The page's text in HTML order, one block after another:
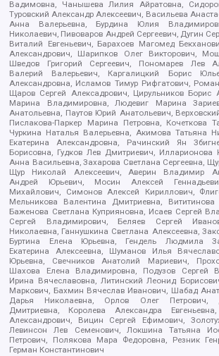
Вадимовна, Чанышева Лилия Айратовна,
Туровский Александр Алексеевич, Васильева
Анна Валерьевна, Бурдина Юлия
Николаевич, Пивоваров Андрей Сергеевич, Дугин
Виталий Евгеньевич, Барахоев Магомед
Александрович, Шарипков Олег Викторович,
Шведов Григорий Сергеевич, Пономарев Лев
Валерий Валерьевич, Каргалицкий Борис
Александровна, Исламов Тимур Рифгатович,
Щаров Сергей Алексадрович, Цирульников Борис
Марина Владимировна, Людевиг Марина
Анатольевна, Паутов Юрий Анатольевич,
Пислакова-Паркер Марина Петровна, Кочеткова
Чуркина Наталья Валерьевна, Акимова Татьяна
Екатерина Александровна, Рачинский Ян
Борисовна, Гудков Лев Дмитриевич,
Анна Васильевна, Захарова Светлана Сергеевна,
Щур Николай Алексеевич, Аверин Владимир
Андрей Юрьевич, Мосин Алексей
Михайлович, Симонов Алексей Кириллович,
Мельникова Валентина Дмитриевна,
Баженова Светлана Куприяновна, Исаев Сергей
Сергей Владимирович, Беляев Сергей
Николаевна, Ганнушкина Светлана Алексеевна,
Буртина Елена Юрьевна, Гендель Людмила
Екатерина Алексеевна, Шуманов Илья
Юрьевна, Свечников Анатолий Мариевич,
Шахова Елена Владимировна, Подузов Сергей
Ирина Вячеславовна, Литинский Леонид
Маркович, Бахмин Вячеслав Иванович, Шабад
Дарья Николаевна, Орлов Олег Петрович,
Дмитриевна, Королева Александра
Александрович, Вицин Сергей Ефимович,
Левинсон Лев Семенович, Локшина Татьяна
Петрович, Полякова Мара Федоровна, Резник
Герман Константинович